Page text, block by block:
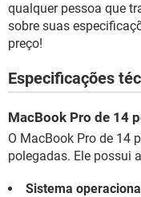
qualquer pessoa que
sobre suas
preço!
Especificações
MacBook Pro de 14
O MacBook Pro de 14
polegadas. Ele possui
Sistema